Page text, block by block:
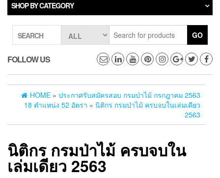
SHOP BY CATEGORY
SEARCH GO
FOLLOW US
HOME » ประกาศรับสมัครสอบ กรมป่าไม้ กรกฎาคม 2563
18 ตำแหน่ง 52 อัตรา » นิติกร กรมป่าไม้ ครบจบในเล่มเดียว
2563
นิติกร กรมป่าไม้ ครบจบใน
เล่มเดียว 2563